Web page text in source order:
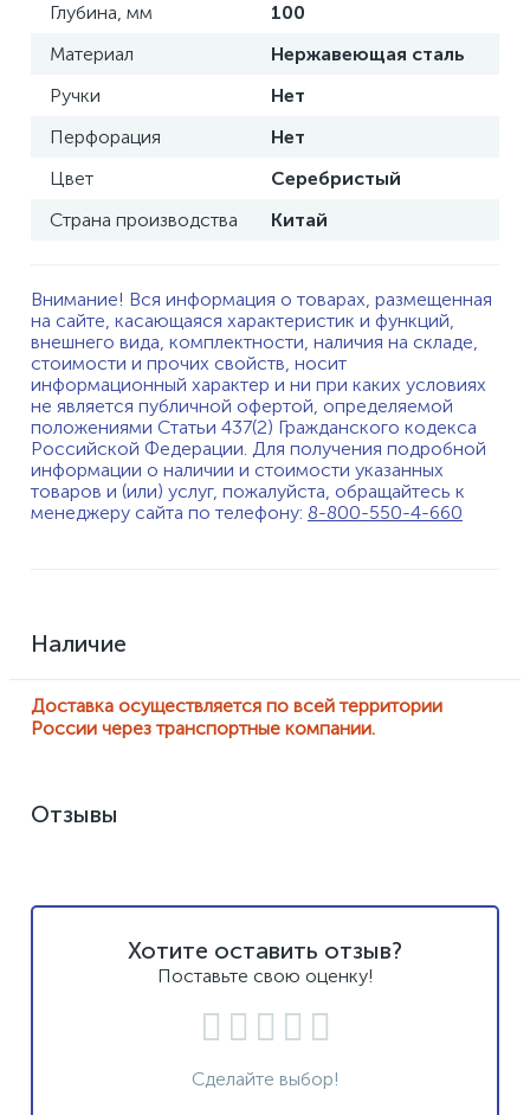
Глубина, мм
100
Материал
Нержавеющая сталь
Ручки
Нет
Перфорация
Нет
Цвет
Серебристый
Страна производства
Китай
Внимание! Вся информация о товарах, размещенная
на сайте, касающаяся характеристик и функций,
внешнего вида, комплектности, наличия на складе,
стоимости и прочих свойств, носит
информационный характер и ни при каких условиях
не является публичной офертой, определяемой
положениями Статьи 437(2) Гражданского кодекса
Российской Федерации. Для получения подробной
информации о наличии и стоимости указанных
товаров и (или) услуг, пожалуйста, обращайтесь к
менеджеру сайта по телефону: 8-800-550-4-660
Наличие
Доставка осуществляется по всей территории
России через транспортные компании.
Отзывы
Хотите оставить отзыв?
Поставьте свою оценку!
Сделайте выбор!